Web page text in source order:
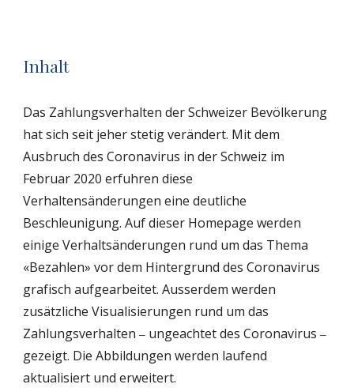
Inhalt
Das Zahlungsverhaltender Schweizer Bevölkerung
hat sich seit jeher stetig verändert. Mit dem
Ausbruch des Coronavirus in der Schweiz im
Februar 2020 erfuhren diese
Verhaltensänderungen eine deutliche
Beschleunigung. Auf dieser Homepage werden
einige Verhaltsänderungen rund um das Thema
«Bezahlen» vor dem Hintergrund des Coronavirus
grafisch aufgearbeitet. Ausserdem werden
zusätzliche Visualisierungen rund um das
Zahlungsverhalten– ungeachtet des Coronavirus–
gezeigt. Die Abbildungen werden laufend
aktualisiert und erweitert.